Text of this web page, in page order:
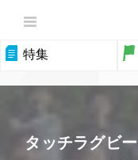
特集
タッチラグビ